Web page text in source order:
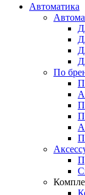
Автоматика
По